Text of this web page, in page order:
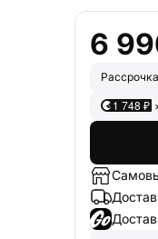
6
1 748 ₽